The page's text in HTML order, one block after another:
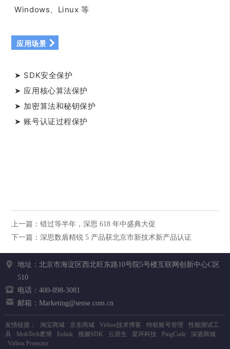
Windows、Linux 等
应用场景
➤ SDK安全保护
➤ 应用核心算法保护
➤ 加密算法和秘钥保护
➤ 账号认证过程保护
上一篇：错过等半年，深思 618 年中盛典大促
下一篇：深思数盾精锐 5 产品获北京市新技术新产品认证
地址：北京市海淀区西北旺东路10号院5号楼互联网创新中心C区
510
电话：400-898-3081
邮箱：Marketing@sense.com.cn
友情链接： 淘宝商城 京东商城 Virbox技术博客 特权账号管理
性能测试工
具
MobTech袤博 Eolink 视频SDK 云原生 星环科技 PingCode
深盾商城
Virbox Protector